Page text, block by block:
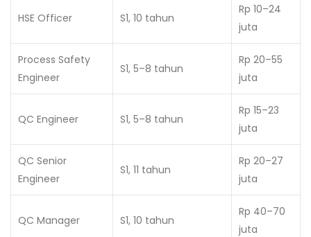
HSE Officer S1, 10 tahun
Rp 10–24
juta
Process Safety
Engineer
S1, 5–8 tahun
Rp 20–55
juta
QC Engineer S1, 5–8 tahun
Rp 15–23
juta
QC Senior
Engineer
S1, 11 tahun
Rp 20–27
juta
QC Manager S1, 10 tahun
Rp 40–70
juta